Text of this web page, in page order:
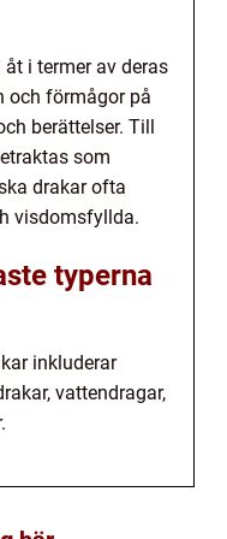
i termer av deras
och förmågor på
berättelser. Till
som
drakar ofta
visdomsfyllda.
typerna
inkluderar
vattendragar,